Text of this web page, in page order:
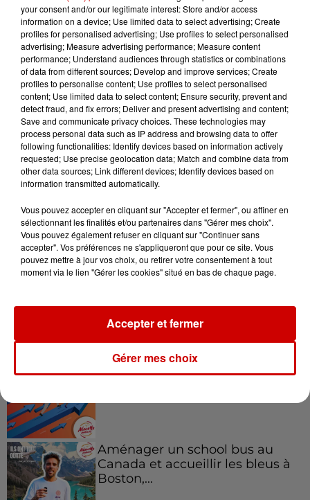
Le Duel - Gagnez vos entrées
pour l'un des zoos de nos
régions !
Destination Vacances - Gagnez
votre séjour en famille au cœur
de la...
vous !
Kelly Massol, figure
emblématique de
Aménager un school bus au
Canada et accueillir les bleus à
Boston,...
your consent and/or our legitimate interest: Store and/or access
information on a device; Use limited data to select advertising; Create
profiles for personalised advertising; Use profiles to select personalised
advertising; Measure advertising performance; Measure content
performance; Understand audiences through statistics or combinations
of data from different sources; Develop and improve services; Create
profiles to personalise content; Use profiles to select personalised
content; Use limited data to select content; Ensure security, prevent and
detect fraud, and fix errors; Deliver and present advertising and content;
Save and communicate privacy choices. These technologies may
process personal data such as IP address and browsing data to offer
following functionalities: Identify devices based on information actively
requested; Use precise geolocation data; Match and combine data from
other data sources; Link different devices; Identify devices based on
information transmitted automatically.
Vous pouvez accepter en cliquant sur "Accepter et fermer", ou affiner en
sélectionnant les finalités et/ou partenaires dans "Gérer mes choix".
Vous pouvez également refuser en cliquant sur "Continuer sans
accepter". Vos préférences ne s'appliqueront que pour ce site. Vous
pouvez mettre à jour vos choix, ou retirer votre consentement à tout
moment via le lien "Gérer les cookies" situé en bas de chaque page.
Gérer mes choix
Accepter et fermer